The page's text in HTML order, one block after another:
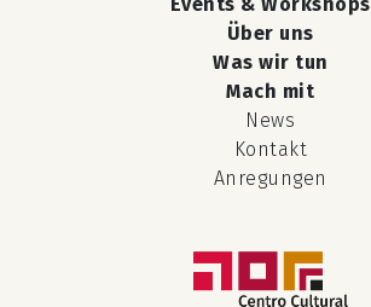
Über uns
Was wir tun
Mach mit
News
Kontakt
Anregungen